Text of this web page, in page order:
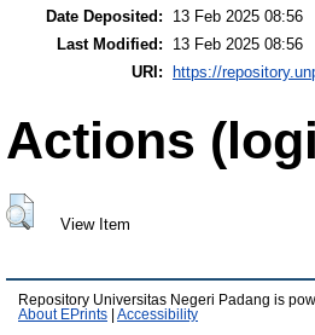
Date Deposited:
13 Feb 2025 08:56
Last Modified:
13 Feb 2025 08:56
URI:
https://
Actions
View Item
Repository Universitas Negeri Padang is
About EPrints
Accessibility